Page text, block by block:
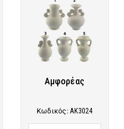
Αμφορέας
Κωδικός: AK3024